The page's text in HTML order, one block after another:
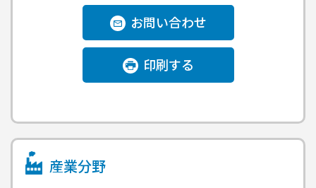
お問い合わせ
印刷する
産業分野